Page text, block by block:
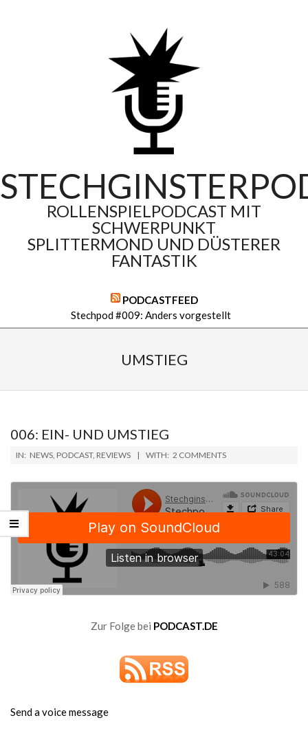
ROLLENSPIELPODCAST MIT
SCHWERPUNKT
SPLITTERMOND UND DÜSTERER
FANTASTIK
PODCASTFEED
Stechpod #009: Anders vorgestellt
UMSTIEG
006: EIN- UND UMSTIEG
2019-
08
IN: NEWS, PODCAST, REVIEWS WITH: 2 COMMENTS
Zur Folge bei PODCAST.DE
Send a voice message